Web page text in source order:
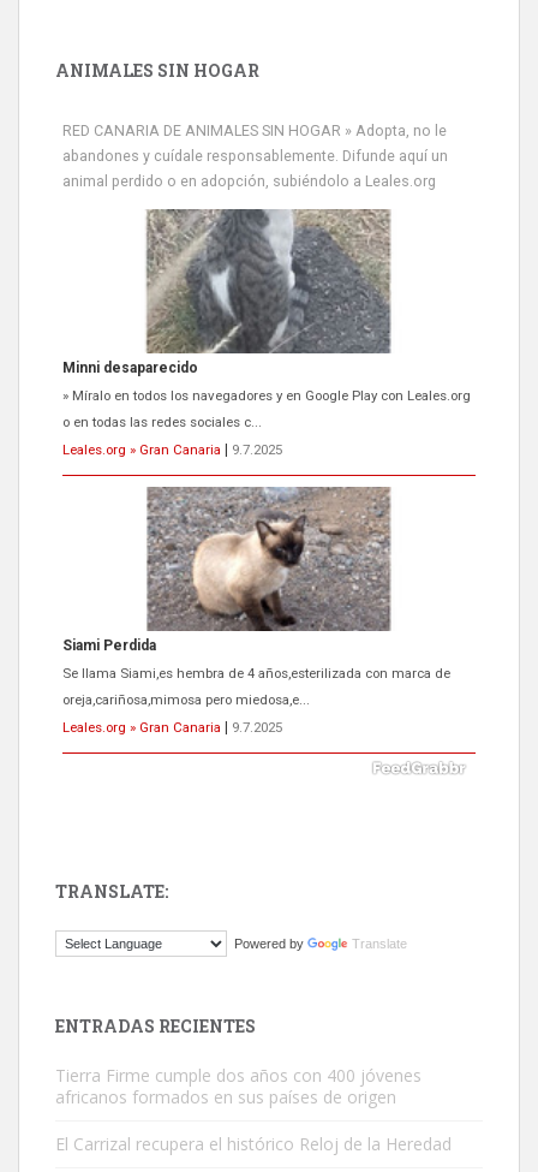
ANIMALES SIN HOGAR
RED CANARIA DE ANIMALES SIN HOGAR » Adopta, no le
abandones y cuídale responsablemente. Difunde aquí un
animal perdido o en adopción, subiéndolo a Leales.org
Minni desaparecido
» Míralo en todos los navegadores y en Google Play con Leales.org
o en todas las redes sociales c...
Leales.org » Gran Canaria
9.7.2025
Siami Perdida
Se llama Siami,es hembra de 4 años,esterilizada con marca de
oreja,cariñosa,mimosa pero miedosa,e...
Leales.org » Gran Canaria
9.7.2025
El ayuntamiento se va a llevar a Los Gatos callejeros de la zona los
TRANSLATE:
Powered by Translate
ENTRADAS RECIENTES
Tierra Firme cumple dos años con 400 jóvenes
africanos formados en sus países de origen
El Carrizal recupera el histórico Reloj de la Heredad